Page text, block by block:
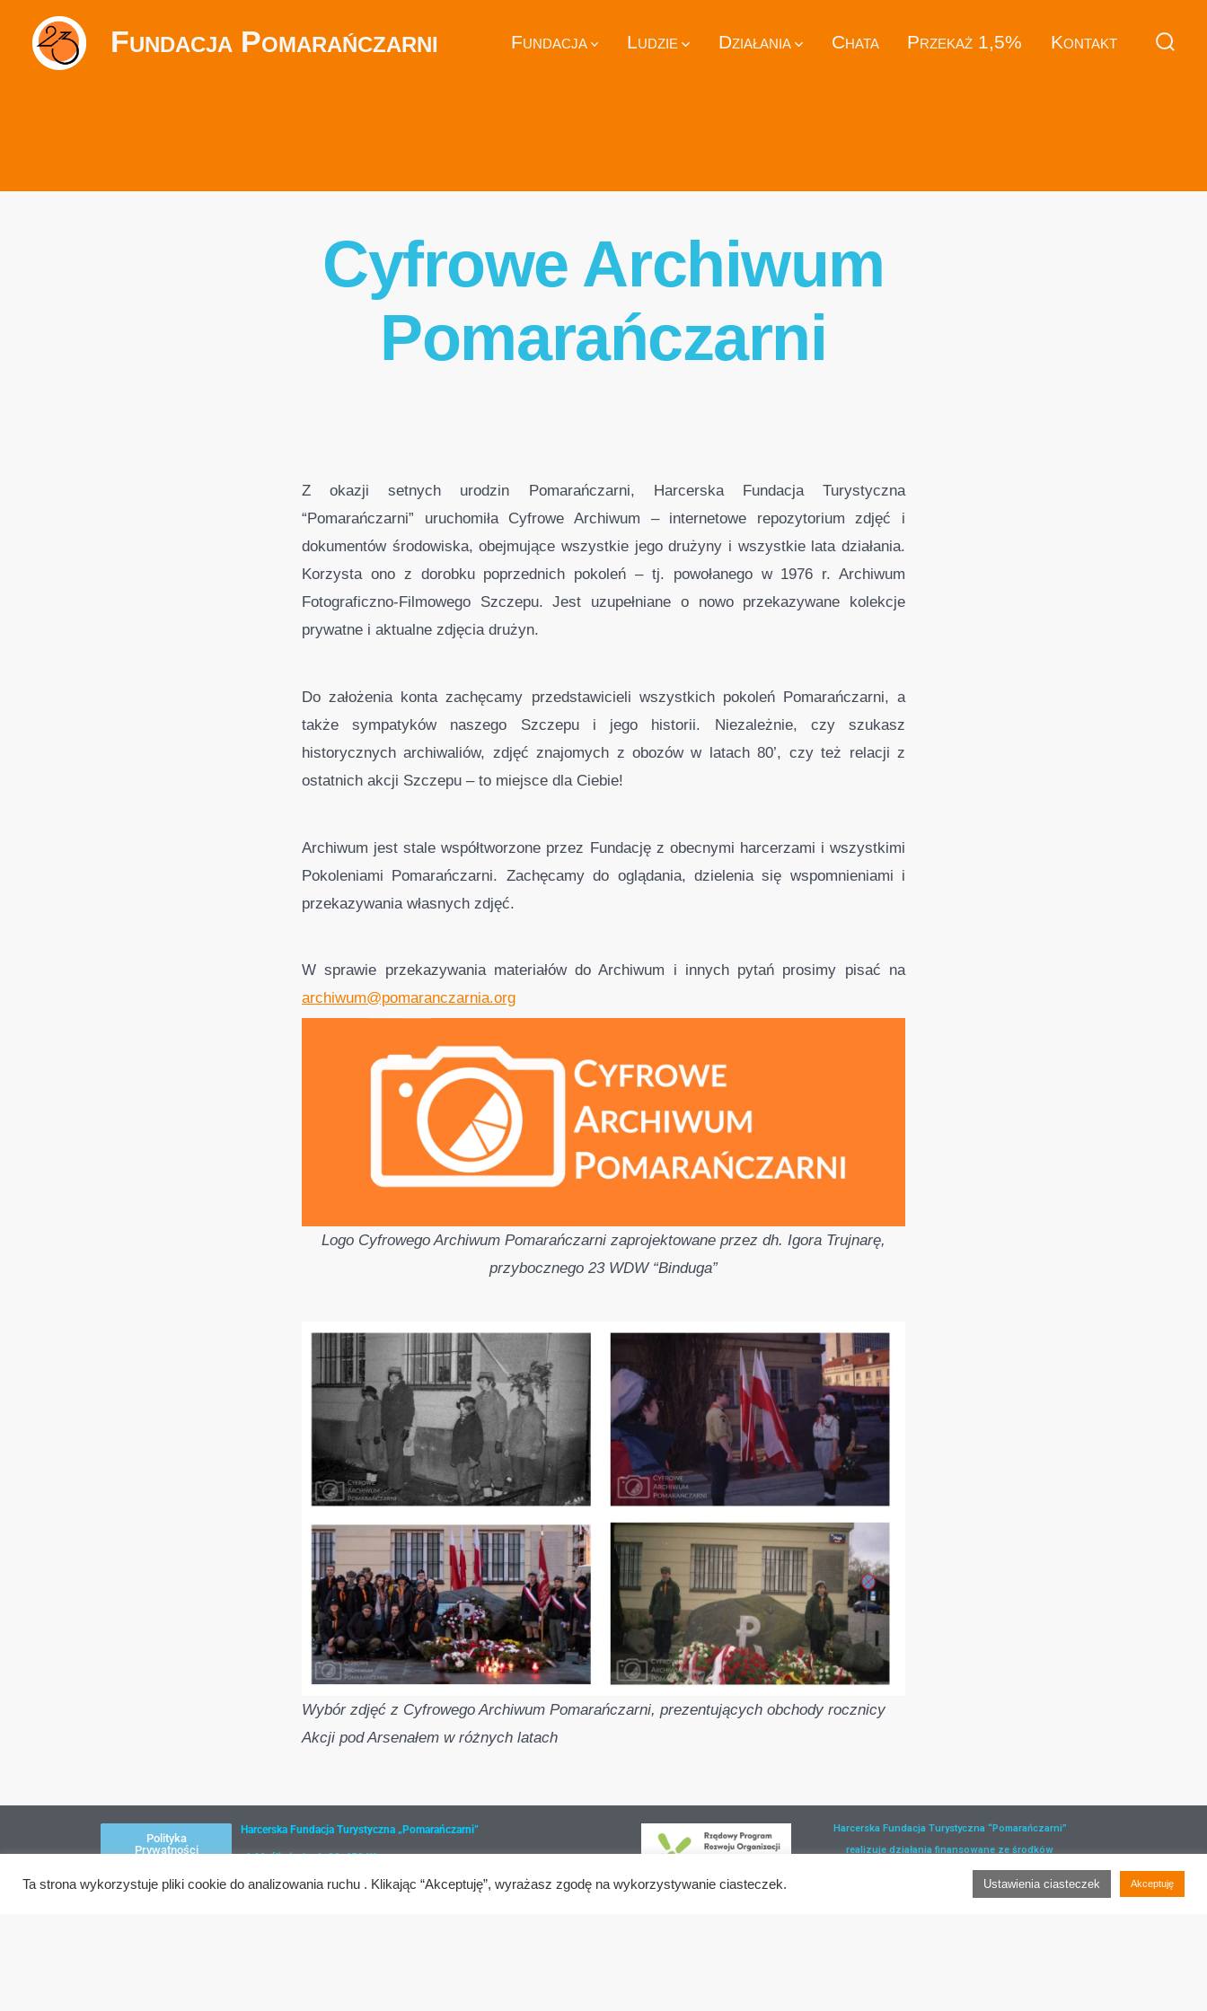
Fundacja Pomarańczarni Fundacja Ludzie Działania Chata Przekaż 1,5% Kontakt
Cyfrowe Archiwum
Pomarańczarni
Z okazji setnych urodzin Pomarańczarni, Harcerska Fundacja Turystyczna
“Pomarańczarni” uruchomiła Cyfrowe Archiwum – internetowe repozytorium zdjęć i
dokumentów środowiska, obejmujące wszystkie jego drużyny i wszystkie lata działania.
Korzysta ono z dorobku poprzednich pokoleń – tj. powołanego w 1976 r. Archiwum
Fotograficzno-Filmowego Szczepu. Jest uzupełniane o nowo przekazywane kolekcje
prywatne i aktualne zdjęcia drużyn.
Do założenia konta zachęcamy przedstawicieli wszystkich pokoleń Pomarańczarni, a
także sympatyków naszego Szczepu i jego historii. Niezależnie, czy szukasz
historycznych archiwaliów, zdjęć znajomych z obozów w latach 80’, czy też relacji z
ostatnich akcji Szczepu – to miejsce dla Ciebie!
Archiwum jest stale współtworzone przez Fundację z obecnymi harcerzami i wszystkimi
Pokoleniami Pomarańczarni. Zachęcamy do oglądania, dzielenia się wspomnieniami i
przekazywania własnych zdjęć.
W sprawie przekazywania materiałów do Archiwum i innych pytań prosimy pisać na
archiwum@pomaranczarnia.org
Logo Cyfrowego Archiwum Pomarańczarni zaprojektowane przez dh. Igora Trujnarę,
przybocznego 23 WDW “Binduga”
Wybór zdjęć z Cyfrowego Archiwum Pomarańczarni, prezentujących obchody rocznicy
Akcji pod Arsenałem w różnych latach
Polityka
Prywatności
Klauzula
Informacyjna
Harcerska Fundacja Turystyczna „Pomarańczarni”
ul. Myśliwiecka 6, 00-459 Warszawa
NIP: 526-16- 70-446
Harcerska Fundacja Turystyczna “Pomarańczarni”
realizuje działania finansowane ze środków
Rządowego Programu Rozwoju Organizacji
Ta strona wykorzystuje pliki cookie do analizowania ruchu . Klikając “Akceptuję”, wyrażasz zgodę na wykorzystywanie ciasteczek. Ustawienia ciasteczek Akceptuję